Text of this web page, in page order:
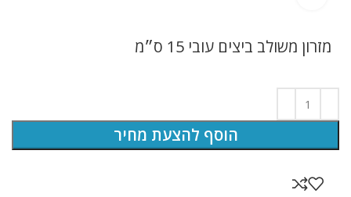
מזרון משולב ביצים עובי 15 ס״מ
הוסף להצעת מחיר